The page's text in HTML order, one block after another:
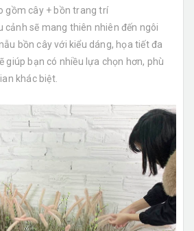
gồm cây + bồn trang trí
cảnh sẽ mang thiên nhiên đến ngôi
bồn cây với kiểu dáng, họa tiết đa
giúp bạn có nhiều lựa chọn hơn, phù
khác biệt.